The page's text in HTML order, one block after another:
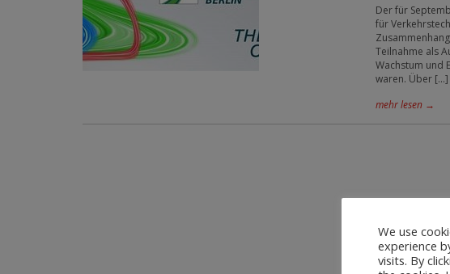
Der für
für
Teilnahme als
Wachstum und
waren. Über […]
mehr lesen →
We use
experience
visits. By